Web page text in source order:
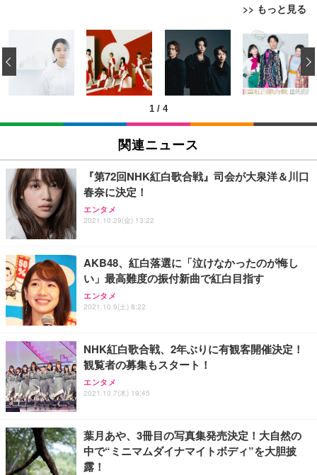
>> もっと見る
[EdoErgo] オフィスチェア 椅子 テレワーク 疲れな
い 跳ね上げ式アームレスト コンパクト 約105度ロッ
キング pc 事務椅子 360度回転 座面昇降 強化ナイロ
ン樹脂ベース 通気性メッシュ 在宅ワーク H-WY01
(黒網+黒枠+黒足)
￥5,699
SIHOO B100 オフィスチェア／デスクチェア メッシ
ュチェア 人間工学 疲れない ブラック
￥27,999
ワーク チェア 強化バックレスト 30度ロッキング機
能 人間工学 椅子 腰サポート 90度跳ね上げ式アーム
務用 おしゃれ パソコンチェア (ブラック)
Sezlife オフィスチェア デスクチェア 疲れない テレ
ワーク チェア 強化バックレスト 30度ロッキング機
能 人間工学 椅子 腰サポート 90度跳ね上げ式アーム
務用 おしゃれ パソコンチェア (ホワイト)
ANDWINT オフィスチェア デスクチェア 肘なし メ
ッシュ 通気性 ランバーサポート付き 腰サポート ガ
ス圧無段階昇降 360度回転 キャスター付き コンパク
EIZO ビジネス向けプレミアムモニター | FlexScan
EV3240X-WT | 31.5型4K UHD・USB Type-C・ホワ
イト
￥105,595
EIZO ビジネス向けプレミアムモニター | FlexScan
￥109,572
【純正品】27"ゲーミングモニター DualSense 充電
フック付き（CFI-ZDM1J）
【整備済み品】Dell E2724HS 27インチ 液晶モニタ
ー フルHD（1920×1080）VA 非光沢 HDMI/DisplayP
ort/VGA スピーカー内蔵 高さ調整 スイベル VESA対
【MiniLED/24.5inch/280Hz/FHD】GRAPHT THE S
HOOTER Gaming Monitor 24” Essential ゲーミン
グモニター QD 24.5インチ 1ms FHD 量子ドット 残
Amazonベーシック ペットシーツ 薄型 レギュラー 1
回使い捨て 無香料 ホワイト 300枚
￥3,373
Amazonベーシック ペットシーツ 厚型 ワイド 42枚
x2袋(84枚) ホワイト(吸収面:ライトブルー)
￥3,234
ネオ・ルーライフ ネオ・オムツ L 中型犬用 26枚入
り 単品
Smart Basic(スマートベーシック) 【Amazon.co.jp
限定】 Smart Basic アイリスオーヤマ ペットシーツ
超厚型 お徳用 ワイド 100枚入 (x 1) (ケース販売)
アイリスオーヤマ ペットシーツ 超厚型 お徳用 レギ
ュラー 200枚入【Amazon.co.jp限定】
1 / 4
‹
関連ニュース
『第72回NHK紅白歌合戦』司会が大泉洋＆川口
春奈に決定！
エンタメ
2021.10.29(金) 13:22
AKB48、紅白落選に「泣けなかったのが悔し
い」最高難度の振付新曲で紅白目指す
エンタメ
2021.10.9(土) 8:22
NHK紅白歌合戦、2年ぶりに有観客開催決定！
観覧者の募集もスタート！
エンタメ
2021.10.7(木) 19:45
葉月あや、3冊目の写真集発売決定！大自然の
中で“ミニマムダイナマイトボディ”を大胆披
露！